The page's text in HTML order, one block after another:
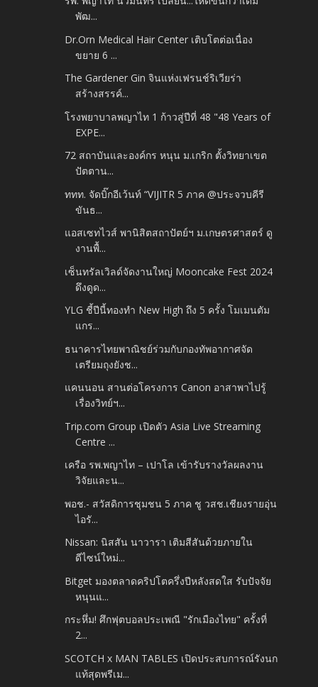
พัฒ...
Dr.Orn Medical Hair Center เติบโตต่อเนื่อง
ขยาย 6 ...
The Gardener Gin จินแห่งเฟรนช์ริเวียร่า
สร้างสรรค์...
โรงพยาบาลพญาไท 1 ก้าวสู่ปีที่ 48 "48 Years of
EXPE...
72 สถาบันและองค์กร หนุน ม.เกริก ตั้งวิทยาเขต
ปัตตาน...
ททท. จัดบิ๊กอีเว้นท์ “VIJITR 5 ภาค @ประจวบคีรี
ขันธ...
แอสเซทไวส์ พานิสิตสถาปัตย์ฯ ม.เกษตรศาสตร์ ดู
งานพื้...
เซ็นทรัลเวิลด์จัดงานใหญ่ Mooncake Fest 2024
ดึงดูด...
YLG ชี้ปีนี้ทองทำ New High ถึง 5 ครั้ง โมเมนตัม
แกร...
ธนาคารไทยพาณิชย์ร่วมกับกองทัพอากาศจัด
เตรียมถุงยังช...
แคนนอน สานต่อโครงการ Canon อาสาพาไปรู้
เรื่องวิทย์ฯ...
Trip.com Group เปิดตัว Asia Live Streaming
Centre ...
เครือ รพ.พญาไท – เปาโล เข้ารับรางวัลผลงาน
วิจัยและน...
พอช.- สวัสดิการชุมชน 5 ภาค ชู วสช.เชียงรายอุ่น
ไอรั...
Nissan: นิสสัน นาวารา เติมสีสันด้วยภายใน
ดีไซน์ใหม่...
Bitget มองตลาดคริปโตครึ่งปีหลังสดใส รับปัจจัย
หนุนแ...
กระหึ่ม! ศึกฟุตบอลประเพณี "รักเมืองไทย" ครั้งที่
2...
SCOTCH x MAN TABLES เปิดประสบการณ์รังนก
แท้สุดพรีเม...